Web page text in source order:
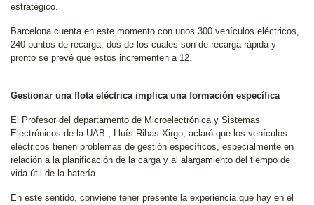
estratégico.
Barcelona cuenta en este momento con unos 300 vehículos eléctricos,
240 puntos de recarga, dos de los cuales son de recarga rápida y
pronto se prevé que estos incrementen a 12.
Gestionar una flota eléctrica implica una formación específica
El Profesor del departamento de Microelectrónica y Sistemas
Electrónicos de la UAB , Lluís Ribas Xirgo, aclaró que los vehículos
eléctricos tienen problemas de gestión específicos, especialmente en
relación a la planificación de la carga y al alargamiento del tiempo de
vida útil de la batería.
En este sentido, conviene tener presente la experiencia que hay en el